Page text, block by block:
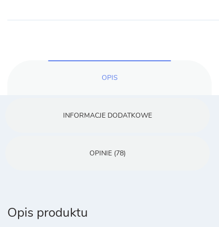
OPIS
INFORMACJE DODATKOWE
OPINIE (78)
Opis produktu